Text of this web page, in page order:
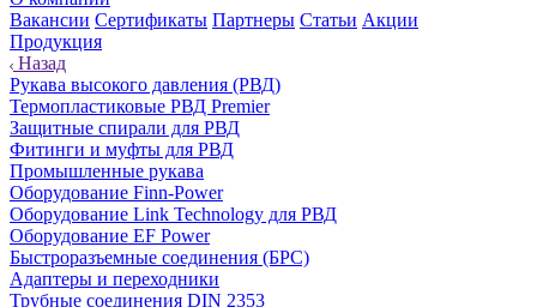
Вакансии Сертификаты Партнеры Статьи Акции
Продукция
Назад
Рукава высокого давления (РВД)
Термопластиковые РВД Premier
Защитные спирали для РВД
Фитинги и муфты для РВД
Промышленные рукава
Оборудование Finn-Power
Оборудование Link Technology для РВД
Оборудование EF Power
Быстроразъемные соединения (БРС)
Адаптеры и переходники
Трубные соединения DIN 2353